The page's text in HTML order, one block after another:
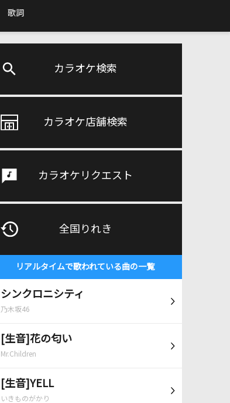
歌詞
カラオケ検索
カラオケ店舗検索
カラオケリクエスト
全国りれき
リアルタイムで歌われている曲の一覧
シンクロニシティ
乃木坂46
[生音]花の匂い
Mr.Children
[生音]YELL
いきものがかり